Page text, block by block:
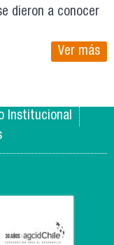
dieron a conocer
Ver más
Institucional